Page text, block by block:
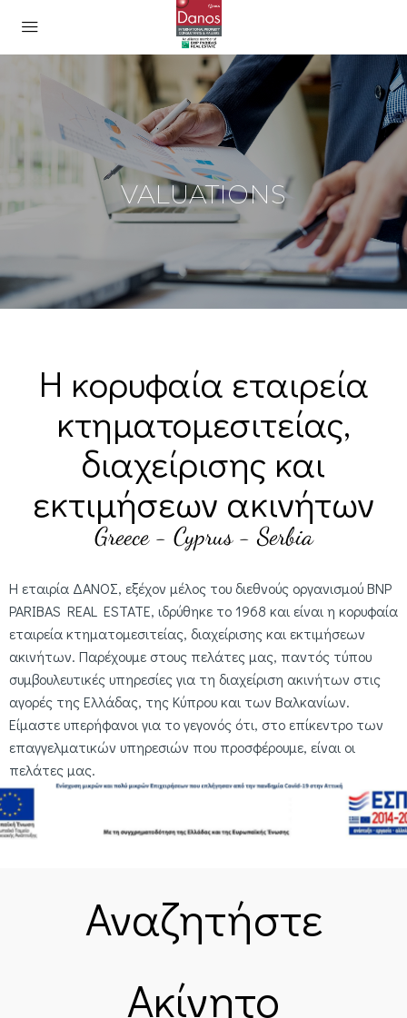
VALUATIONS
Η κορυφαία εταιρεία
κτηματομεσιτείας,
διαχείρισης και
εκτιμήσεων ακινήτων
Greece - Cyprus - Serbia
Η εταιρία ΔΑΝΟΣ, εξέχον μέλος του διεθνούς οργανισμού BNP
PARIBAS REAL ESTATE, ιδρύθηκε το 1968 και είναι η κορυφαία
εταιρεία κτηματομεσιτείας, διαχείρισης και εκτιμήσεων
ακινήτων. Παρέχουμε στους πελάτες μας, παντός τύπου
συμβουλευτικές υπηρεσίες για τη διαχείριση ακινήτων στις
αγορές της Ελλάδας, της Κύπρου και των Βαλκανίων.
Είμαστε υπερήφανοι για το γεγονός ότι, στο επίκεντρο των
επαγγελματικών υπηρεσιών που προσφέρουμε, είναι οι
πελάτες μας.
Αναζητήστε
Ακίνητο